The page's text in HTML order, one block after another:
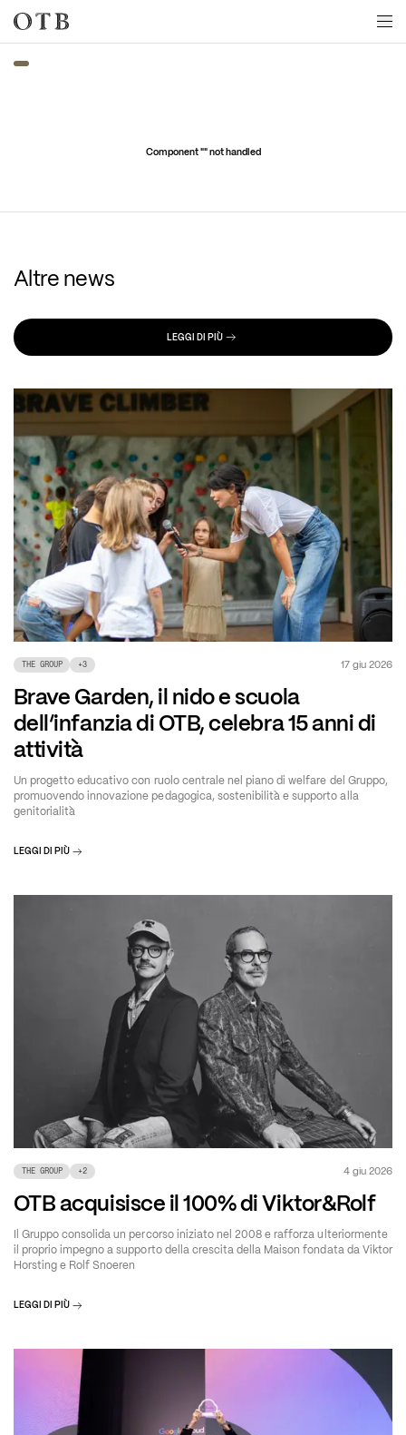
Skip to main content
Component "" not handled
Altre news
LEGGI DI PIÙ
THE GROUP +3 17 giu 2026
Brave Garden, il nido e scuola
dell’infanzia di OTB, celebra 15 anni di
attività
Un progetto educativo con ruolo centrale nel piano di welfare del Gruppo,
promuovendo innovazione pedagogica, sostenibilità e supporto alla
genitorialità
LEGGI DI PIÙ
THE GROUP +2 4 giu 2026
OTB acquisisce il 100% di Viktor&Rolf
Il Gruppo consolida un percorso iniziato nel 2008 e rafforza ulteriormente
il proprio impegno a supporto della crescita della Maison fondata da Viktor
Horsting e Rolf Snoeren
LEGGI DI PIÙ